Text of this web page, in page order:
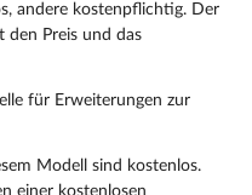
andere kostenpflichtig. Der
den Preis und das
für Erweiterungen zur
Modell sind kostenlos.
einer kostenlosen